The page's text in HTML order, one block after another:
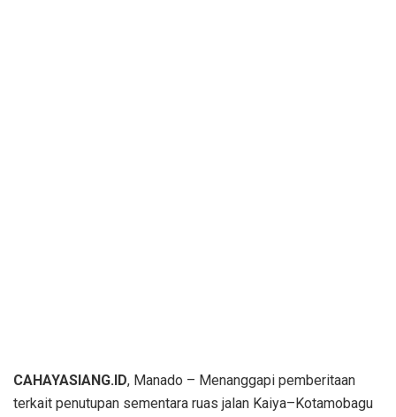
CAHAYASIANG.ID, Manado – Menanggapi pemberitaan
terkait penutupan sementara ruas jalan Kaiya–Kotamobagu